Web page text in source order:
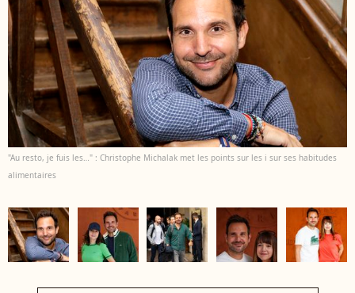
"Au resto, je fuis les…" : Christophe Michalak met les points sur les i sur ses habitudes
alimentaires